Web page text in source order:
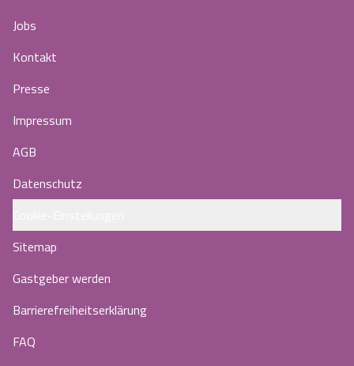
Jobs
Kontakt
Presse
Impressum
AGB
Datenschutz
Sitemap
Gastgeber werden
Barrierefreiheitserklärung
FAQ